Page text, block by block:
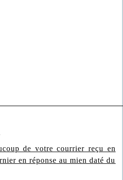
de votre courrier reçu en
en réponse au mien daté du